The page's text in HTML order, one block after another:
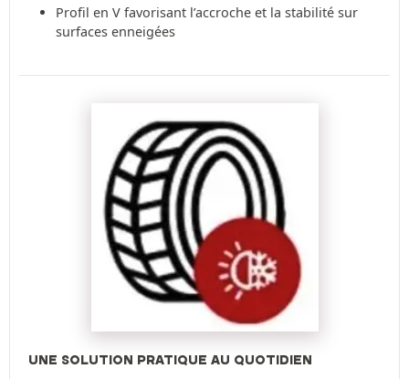
Profil en V favorisant l’accroche et la stabilité sur
surfaces enneigées
UNE SOLUTION PRATIQUE AU QUOTIDIEN